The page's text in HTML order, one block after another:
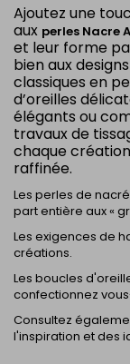
Ajoutez une
aux perles Nacre
et leur forme
bien aux
classiques en
d’oreilles
élégants ou
travaux de
chaque
raffinée.
Les perles de nacré
part entière aux «
Les exigences de
créations.
Les boucles
confectionnez
Consultez
l'inspiration et des